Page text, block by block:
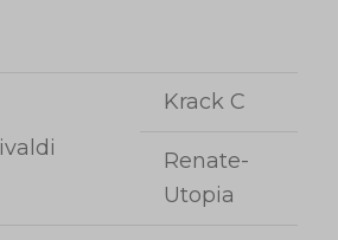
Krack C
Renate-
Utopia